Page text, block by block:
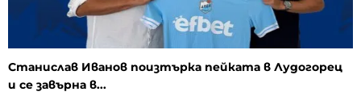
Станислав Иванов поизтърка пейката в Лудогорец
и се завърна в...